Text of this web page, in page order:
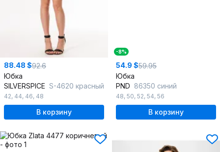
88.48 $92.6
Юбка
SILVERSPICE S-4620 красный
42, 44, 46, 48
В корзину
-8%
54.9 $59.95
Юбка
PND 86350 синий
48, 50, 52, 54, 56
В корзину